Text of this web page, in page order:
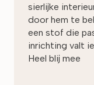
sierlijke
door hem te
een stof die
inrichting valt
Heel blij mee